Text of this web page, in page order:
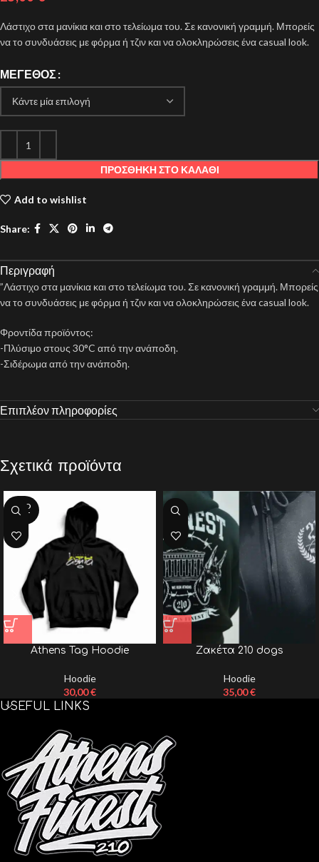
Λάστιχο στα μανίκια και στο τελείωμα του. Σε κανονική γραμμή. Μπορείς
να το συνδυάσεις με φόρμα ή τζιν και να ολοκληρώσεις ένα casual look.
ΜΈΓΕΘΟΣ
ΠΡΟΣΘΉΚΗ ΣΤΟ ΚΑΛΆΘΙ
Add to wishlist
Share:
Περιγραφή
”Λάστιχο στα μανίκια και στο τελείωμα του. Σε κανονική γραμμή. Μπορείς
να το συνδυάσεις με φόρμα ή τζιν και να ολοκληρώσεις ένα casual look.
Φροντίδα προϊόντος:
-Πλύσιμο στους 30°C από την ανάποδη.
-Σιδέρωμα από την ανάποδη.
Επιπλέον πληροφορίες
Σχετικά προϊόντα
SOLD
OUT
Athens Tag Hoodie
Hoodie
30,00€
Zακέτα 210 dogs
Hoodie
35,00€
USEFUL LINKS